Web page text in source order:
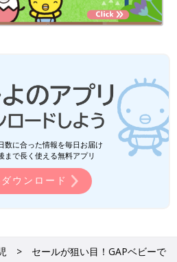
数に合った情報を毎日お届け
まで長く使える無料アプリ
ウンロード
セールが狙い目！GAPベビーで